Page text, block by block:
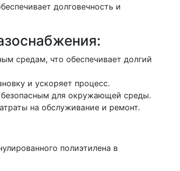
долговечность и
средам, что обеспечивает долгий
и ускоряет процесс.
безопасным для окружающей среды.
на обслуживание и ремонт.
полиэтилена в